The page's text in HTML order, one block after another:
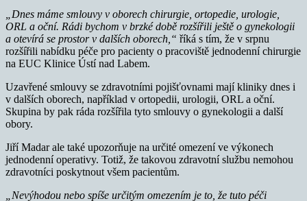
„Dnes máme smlouvy v oborech chirurgie, ortopedie, urologie,
ORL a oční. Rádi bychom v brzké době rozšířili ještě o gynekologii
a otevírá se prostor v dalších oborech,“ říká s tím, že v srpnu
rozšířili nabídku péče pro pacienty o pracoviště jednodenní chirurgie
na EUC Klinice Ústí nad Labem.
Uzavřené smlouvy se zdravotními pojišťovnami mají kliniky dnes i
v dalších oborech, například v ortopedii, urologii, ORL a oční.
Skupina by pak ráda rozšířila tyto smlouvy o gynekologii a další
obory.
Jiří Madar ale také upozorňuje na určité omezení ve výkonech
jednodenní operativy. Totiž, že takovou zdravotní službu nemohou
zdravotníci poskytnout všem pacientům.
„Nevýhodou nebo spíše určitým omezením je to, že tuto péči